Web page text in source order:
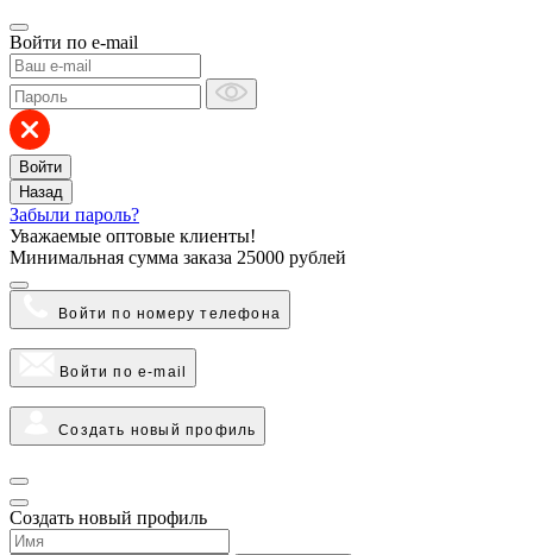
Войти по e-mail
Войти
Назад
Забыли пароль?
Уважаемые оптовые клиенты!
Минимальная сумма заказа 25000 рублей
Войти по номеру телефона
Войти по e-mail
Создать новый профиль
Создать новый профиль